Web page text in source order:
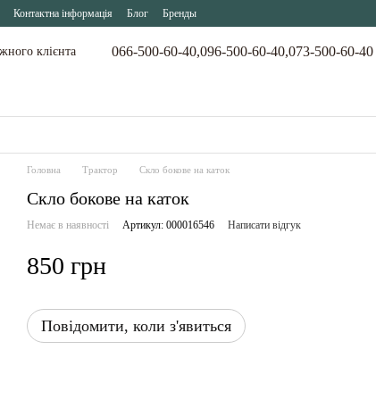
Контактна інформація Блог Бренды
клієнта 066-500-60-40,096-500-60-40,073-500-60-40
Головна Трактор Скло бокове на каток
Скло бокове на каток
Немає в наявності Артикул: 000016546 Написати відгук
850 грн
Повідомити, коли з'явиться